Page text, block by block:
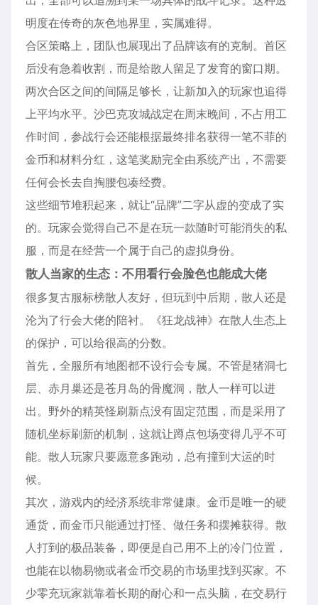
明度在传奇的灰色地界里，实属难得。
合区策略上，团队也展现出了品牌该有的克制。首区
后没有急着收割，而是给散人留足了发育的窗口期。
两次合区之间的间隔足够长，让新加入的玩家也追得
上平均水平。沙巴克攻城战定在周末晚间，不占用工
作时间，参战行会还能根据最终排名获得一笔不菲的
金币和材料分红，这笔奖励完全由系统产出，不需要
任何会长去自掏腰包凑经费。
这些细节堆积起来，就让“品牌”二字从虚的变成了实
的。玩家会觉得自己不是在玩一款随时可能消失的私
服，而是在经营一个属于自己的虚拟身份。
散人当家的生态：不用看行会脸色也能成大佬
很多复古服标榜散人友好，但玩到中后期，散人还是
沦为了行会大佬的陪衬。《狂龙战神》在散人生态上
的保护，可以给很高的分数。
首先，全服所有地图都不设行会专属。不管是猪洞七
层、赤月巢还是苍月岛的骨魔洞，散人一样可以进
出。野外的精英怪刷新点没有固定范围，而是采用了
随机坐标刷新的机制，这就让蹲点包场变得几乎不可
能。散人玩家只要愿意多跑动，总有撞到大运的时
候。
其次，游戏内的经济系统非常健康。金币是唯一的硬
通货，而金币只能通过打怪、做任务和摆摊获得。散
人打到的极品装备，即便是自己用不上的冷门位置，
也能在以物易物或者金币交易的市场里找到买家。不
少零充玩家就靠着长期的耐心和一点头脑，在交易行